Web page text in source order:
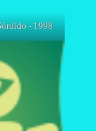
- 1998